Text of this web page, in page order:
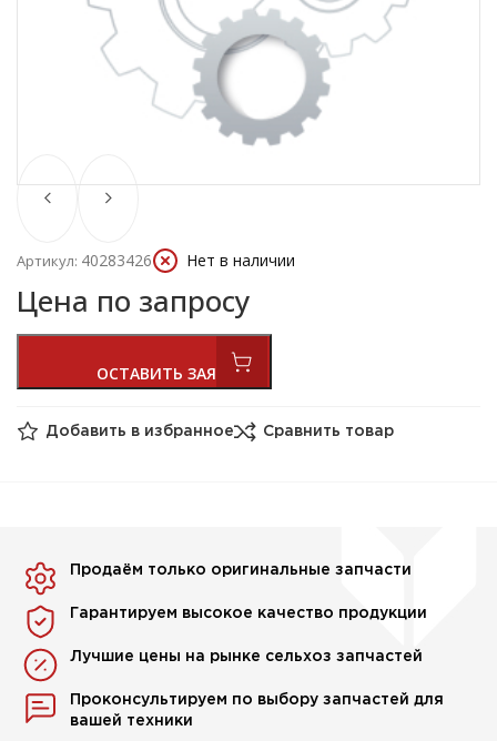
Артикул: 40283426 Нет в наличии
Цена по запросу
Добавить в избранное Сравнить товар
Продаём только оригинальные запчасти
Гарантируем высокое качество продукции
Лучшие цены на рынке сельхоз запчастей
Проконсультируем по выбору запчастей для
вашей техники